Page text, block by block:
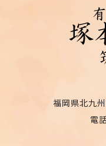
福岡県北九
電